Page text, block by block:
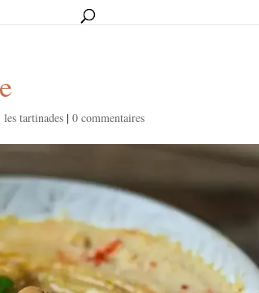
les tartinades |0 commentaires